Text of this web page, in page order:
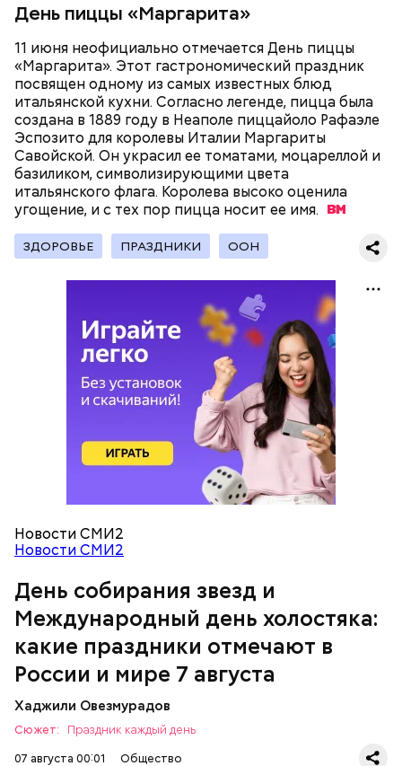
День пиццы «Маргарита»
11 июня неофициально отмечается День пиццы
«Маргарита». Этот гастрономический праздник
посвящен одному из самых известных блюд
итальянской кухни. Согласно легенде, пицца была
создана в 1889 году в Неаполе пиццайоло Рафаэле
Эспозито для королевы Италии Маргариты
Савойской. Он украсил ее томатами, моцареллой и
базиликом, символизирующими цвета
итальянского флага. Королева высоко оценила
угощение, и с тех пор пицца носит ее имя.
ЗДОРОВЬЕ ПРАЗДНИКИ ООН
Новости СМИ2
Новости СМИ2
День собирания звезд и
Международный день холостяка:
какие праздники отмечают в
России и мире 7 августа
Хаджили Овезмурадов
Сюжет:
Праздник каждый день
07 августа 00:01
Общество
Международный день холостяка
В Международный день холостяка все мужчины
без пары видятся со своими друзьями, устраивают
вечеринки, играют в видеоигры и проводят время,
это возможно, ведь может быть и так, что через год
они уже не будут холостяками.
Спагетти из кабачков
Ингредиенты: